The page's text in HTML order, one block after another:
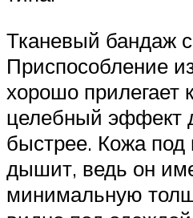
Тканевый бандаж
Приспособление
хорошо прилегает
целебный эффект
быстрее. Кожа под
дышит, ведь он
минимальную